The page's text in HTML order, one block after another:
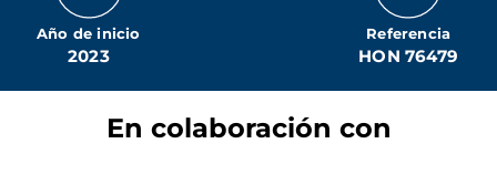
Año de inicio
2023
Referencia
HON 76479
En colaboración con